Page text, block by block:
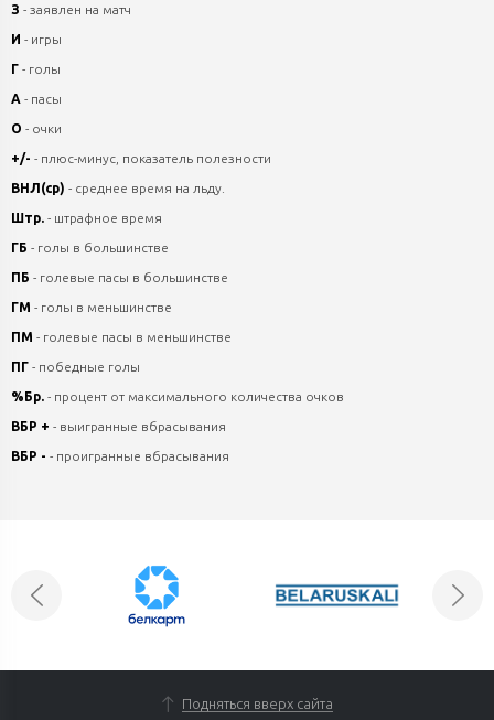
З - заявлен на матч
И - игры
Г - голы
А - пасы
О - очки
+/- - плюс-минус, показатель полезности
ВНЛ(ср) - среднее время на льду.
Штр. - штрафное время
ГБ - голы в большинстве
ПБ - голевые пасы в большинстве
ГМ - голы в меньшинстве
ПМ - голевые пасы в меньшинстве
ПГ - победные голы
%Бр. - процент от максимального количества очков
ВБР + - выигранные вбрасывания
ВБР - - проигранные вбрасывания
Подняться вверх сайта